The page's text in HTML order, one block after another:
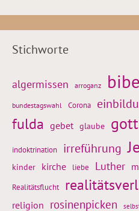
Stichworte
algermissen arroganz
bundestagswahl Corona
fulda gebet glaube gott
indoktrination irreführung
kinder kirche liebe Luther
Realitätsflucht
religion rosinenpicken